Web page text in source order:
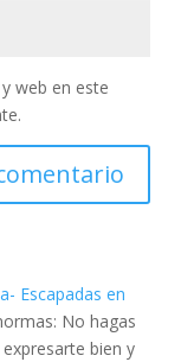
web en este
Escapadas en
No hagas
bien y